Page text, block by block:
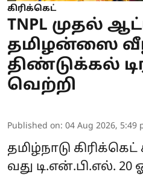
கிரிக்கெட்
TNPL முதல்
தமிழன்ஸை
திண்டுக்கல்
வெற்றி
Published on: 04 Aug 2026, 5:49
தமிழ்நாடு
வது டி.என்.பி.எல். 20